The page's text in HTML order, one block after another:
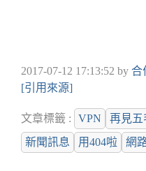
2017-07-12 17:13:52 by 合
[引用來源]
文章標籤 : VPN 再見五
新聞訊息
用404啦 網